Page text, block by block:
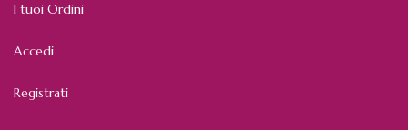
I tuoi Ordini
Accedi
Registrati